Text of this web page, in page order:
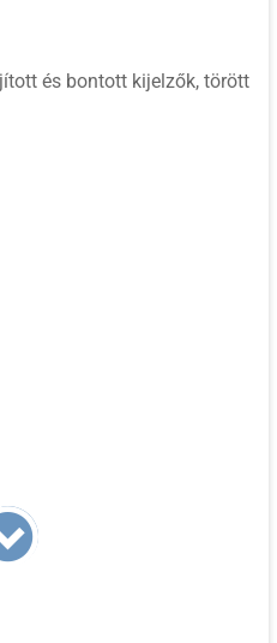
és bontott kijelzők, törött